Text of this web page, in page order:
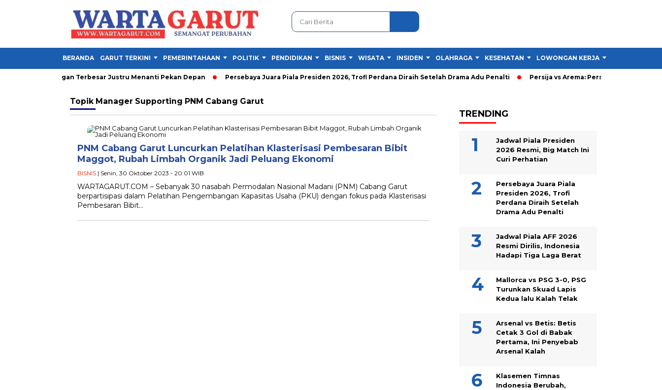
BERANDA GARUT TERKINI PEMERINTAHAAN POLITIK PENDIDIKAN BISNIS WISATA INSIDEN OLAHRAGA KESEHATAN LOWONGAN KERJA
2026, Tantangan Terbesar Justru Menanti Pekan Depan Persebaya Juara Piala Presiden 2026, Trofi Perdana Diraih Setelah Drama Adu Penalti Persija vs Arema: Persija Menang 3-1, Lalu
Topik Manager Supporting PNM Cabang Garut
PNM Cabang Garut Luncurkan Pelatihan Klasterisasi Pembesaran Bibit
Maggot, Rubah Limbah Organik Jadi Peluang Ekonomi
BISNIS | Senin, 30 Oktober 2023 - 20:01 WIB
WARTAGARUT.COM – Sebanyak 30 nasabah Permodalan Nasional Madani (PNM) Cabang Garut
berpartisipasi dalam Pelatihan Pengembangan Kapasitas Usaha (PKU) dengan fokus pada Klasterisasi
Pembesaran Bibit…
TRENDING
Jadwal Piala Presiden
2026 Resmi, Big Match Ini
Curi Perhatian
Persebaya Juara Piala
Presiden 2026, Trofi
Perdana Diraih Setelah
Drama Adu Penalti
Jadwal Piala AFF 2026
Resmi Dirilis, Indonesia
Hadapi Tiga Laga Berat
Mallorca vs PSG 3-0, PSG
Turunkan Skuad Lapis
Kedua lalu Kalah Telak
Arsenal vs Betis: Betis
Cetak 3 Gol di Babak
Pertama, Ini Penyebab
Arsenal Kalah
Klasemen Timnas
Indonesia Berubah,